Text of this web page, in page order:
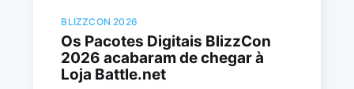
BLIZZCON 2026
Os Pacotes Digitais BlizzCon
2026 acabaram de chegar à
Loja Battle.net